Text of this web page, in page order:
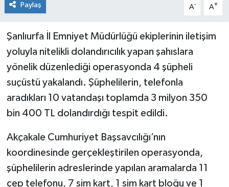
Paylaş A- A+
Şanlıurfa İl Emniyet Müdürlüğü ekiplerinin iletişim
yoluyla nitelikli dolandırıcılık yapan şahıslara
yönelik düzenlediği operasyonda 4 şüpheli
suçüstü yakalandı. Şüphelilerin, telefonla
aradıkları 10 vatandaşı toplamda 3 milyon 350
bin 400 TL dolandırdığı tespit edildi.
Akçakale Cumhuriyet Başsavcılığı’nın
koordinesinde gerçekleştirilen operasyonda,
şüphelilerin adreslerinde yapılan aramalarda 11
cep telefonu, 7 sim kart, 1 sim kart bloğu ve 1
KURDÎ
Sağlık
Sağlık & Yaşam
Siyaset
Yaşam